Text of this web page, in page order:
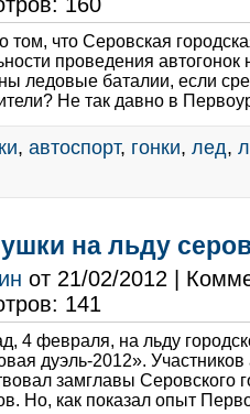
что Серовская
проведения автогонок
ледовые баталии, если
Не так давно в
, автоспорт, гонки, лед,
на льду
от 21/02/2012 |
141
4 февраля, на льду
дуэль-2012». Участников
замглавы Серовского
Но, как показал опыт